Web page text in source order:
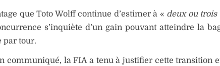
que Toto Wolff continue d’estimer à « deux ou trois
s’inquiète d’un gain pouvant atteindre la
par tour.
communiqué, la FIA a tenu à justifier cette transition